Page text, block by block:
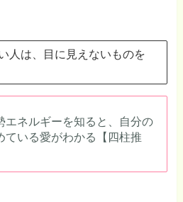
人は、目に見えないものを
エネルギーを知ると、自分の
ている愛がわかる【四柱推